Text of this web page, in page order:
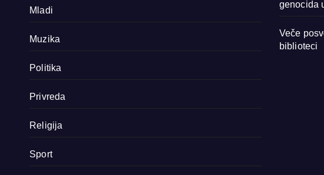
Mladi
Muzika
Politika
Privreda
Religija
Sport
genocida
Veče
biblioteci